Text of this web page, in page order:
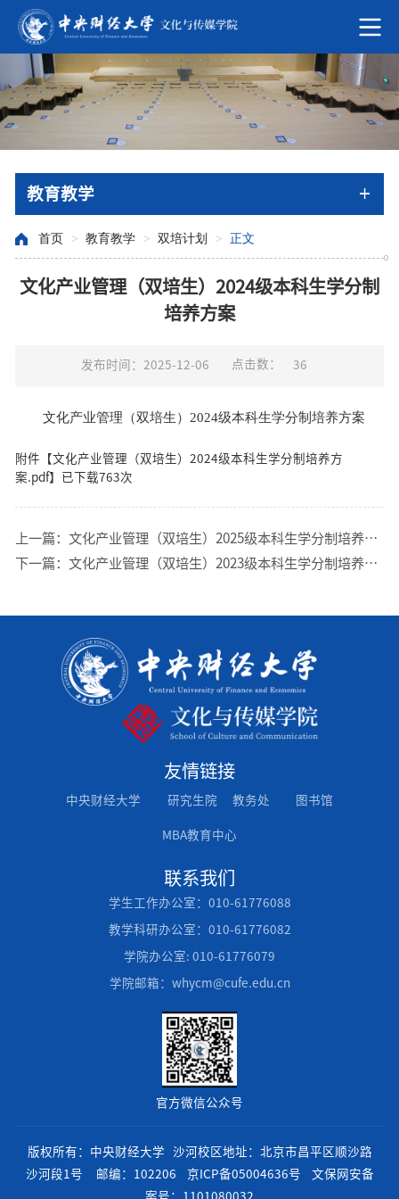
教育教学
首页 > 教育教学 > 双培计划 > 正文
文化产业管理（双培生）2024级本科生学分制
培养方案
发布时间：2025-12-06 点击数： 36
文化产业管理（双培生）2024级本科生学分制培养方案
附件【文化产业管理（双培生）2024级本科生学分制培养方
案.pdf】已下载763次
上一篇： 文化产业管理（双培生）2025级本科生学分制培养方案
下一篇： 文化产业管理（双培生）2023级本科生学分制培养方案
友情链接
中央财经大学 研究生院 教务处 图书馆
MBA教育中心
联系我们
学生工作办公室：010-61776088
教学科研办公室：010-61776082
学院办公室: 010-61776079
学院邮箱：whycm@cufe.edu.cn
官方微信公众号
版权所有：中央财经大学 沙河校区地址：北京市昌平区顺沙路
沙河段1号 邮编：102206
京ICP备05004636号 文保网安备
案号：1101080032